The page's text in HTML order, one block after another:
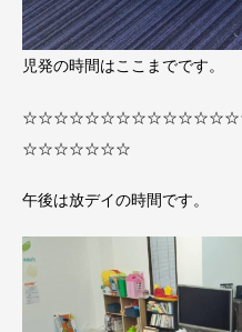
児発の時間はここまでです。
☆☆☆☆☆☆☆
午後は放デイの時間です。